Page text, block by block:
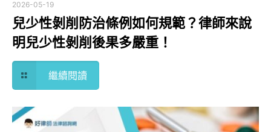
2026-05-19
兒少性剝削防治條例如何規範？律師來說
明兒少性剝削後果多嚴重！
繼續閱讀